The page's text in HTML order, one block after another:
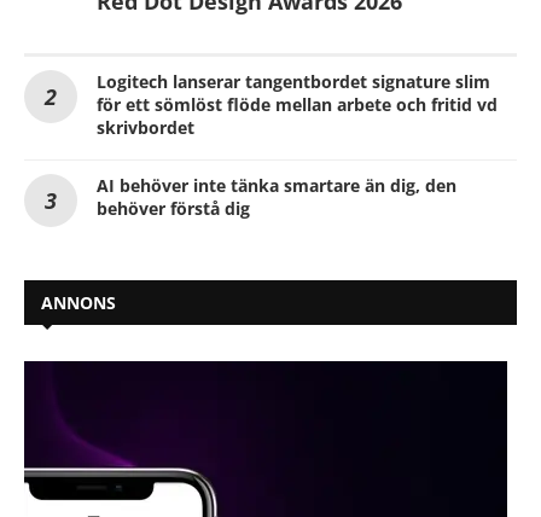
Logitech lanserar tangentbordet signature slim
för ett sömlöst flöde mellan arbete och fritid vd
skrivbordet
AI behöver inte tänka smartare än dig, den
behöver förstå dig
ANNONS